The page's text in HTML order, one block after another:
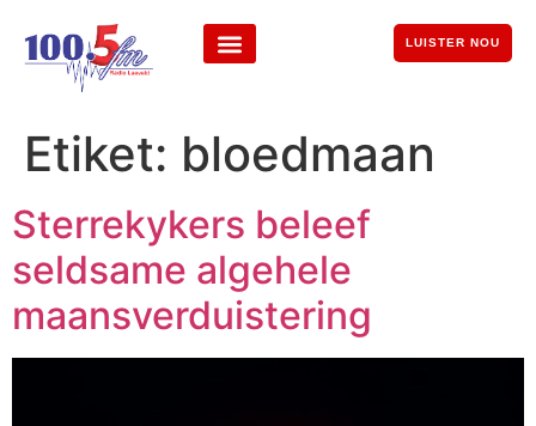
LUISTER NOU
Etiket: bloedmaan
Sterrekykers beleef
seldsame algehele
maansverduistering